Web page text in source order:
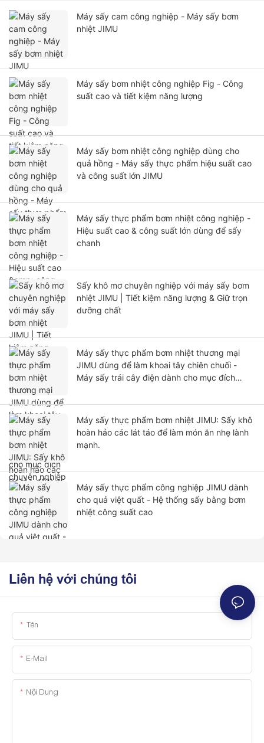
Máy sấy cam công nghiệp - Máy sấy bơm
nhiệt JIMU
Máy sấy bơm nhiệt công nghiệp Fig - Công
suất cao và tiết kiệm năng lượng
Máy sấy bơm nhiệt công nghiệp dùng cho
quả hồng - Máy sấy thực phẩm hiệu suất cao
và công suất lớn JIMU
Máy sấy thực phẩm bơm nhiệt công nghiệp -
Hiệu suất cao & công suất lớn dùng để sấy
chanh
Sấy khô mơ chuyên nghiệp với máy sấy bơm
nhiệt JIMU | Tiết kiệm năng lượng & Giữ trọn
dưỡng chất
Máy sấy thực phẩm bơm nhiệt thương mại
JIMU dùng để làm khoai tây chiên chuối -
Máy sấy trái cây điện dành cho mục đích
Máy sấy thực phẩm bơm nhiệt JIMU: Sấy khô
hoàn hảo các lát táo để làm món ăn nhẹ lành
mạnh.
Máy sấy thực phẩm công nghiệp JIMU dành
cho quả việt quất - Hệ thống sấy bằng bơm
nhiệt công suất cao
Liên hệ với chúng tôi
Tên
E-Mail
Nội Dung